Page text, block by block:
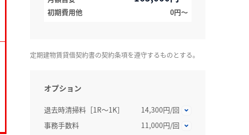
初期費用他 0円〜
定期建物賃貸借契約書の契約条項を遵守するものとする。
オプション
退去時清掃料［1R～1K］
14,300円/回
事務手数料
11,000円/回